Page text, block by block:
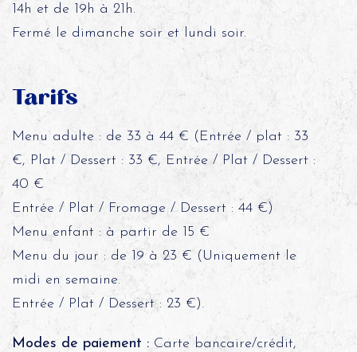
14h et de 19h à 21h.
Fermé le dimanche soir et lundi soir.
Tarifs
Menu adulte : de 33 à 44 € (Entrée / plat : 33
€, Plat / Dessert : 33 €, Entrée / Plat / Dessert :
40 €
Entrée / Plat / Fromage / Dessert : 44 €)
Menu enfant : à partir de 15 €
Menu du jour : de 19 à 23 € (Uniquement le
midi en semaine.
Entrée / Plat / Dessert : 23 €).
Modes de paiement :Carte bancaire/crédit,